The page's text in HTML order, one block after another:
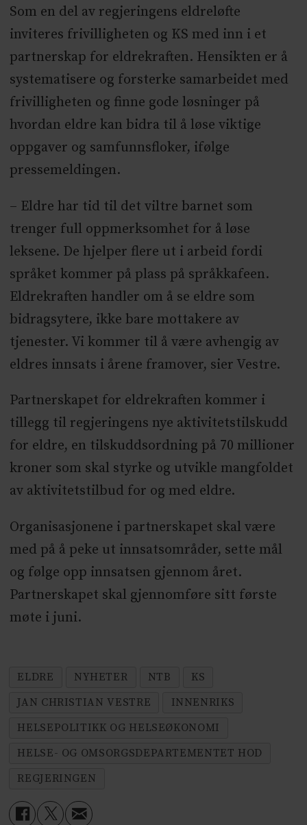
Som en del av regjeringens eldreløfte
inviteres frivilligheten og KS med inn i et
partnerskap for eldrekraften. Hensikten er å
systematisere og forsterke samarbeidet med
frivilligheten og finne gode løsninger på
hvordan eldre kan bidra til å løse viktige
oppgaver og samfunnsfloker, ifølge
pressemeldingen.
– Eldre har tid til det viltre barnet som
trenger full oppmerksomhet for å løse
leksene. De hjelper flere ut i arbeid fordi
språket kommer på plass på språkkafeen.
Eldrekraften handler om å se eldre som
bidragsytere, ikke bare mottakere av
tjenester. Vi kommer til å være avhengig av
eldres innsats i årene framover, sier Vestre.
Partnerskapet for eldrekraften kommer i
tillegg til regjeringens nye aktivitetstilskudd
for eldre, en tilskuddsordning på 70 millioner
kroner som skal styrke og utvikle mangfoldet
av aktivitetstilbud for og med eldre.
Organisasjonene i partnerskapet skal være
med på å peke ut innsatsområder, sette mål
og følge opp innsatsen gjennom året.
Partnerskapet skal gjennomføre sitt første
møte i juni.
ELDRE NYHETER NTB
KS
JAN CHRISTIAN VESTRE
INNENRIKS
HELSEPOLITIKK OG HELSEØKONOMI
HELSE- OG OMSORGSDEPARTEMENTET HOD
REGJERINGEN